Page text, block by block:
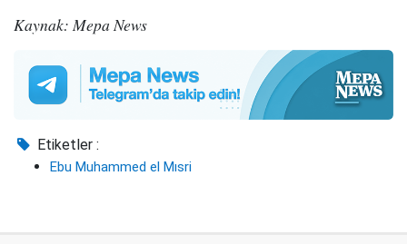
Kaynak: Mepa News
Etiketler :
Ebu Muhammed el Mısri